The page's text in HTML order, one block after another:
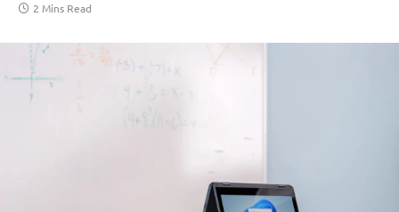
2 Mins Read